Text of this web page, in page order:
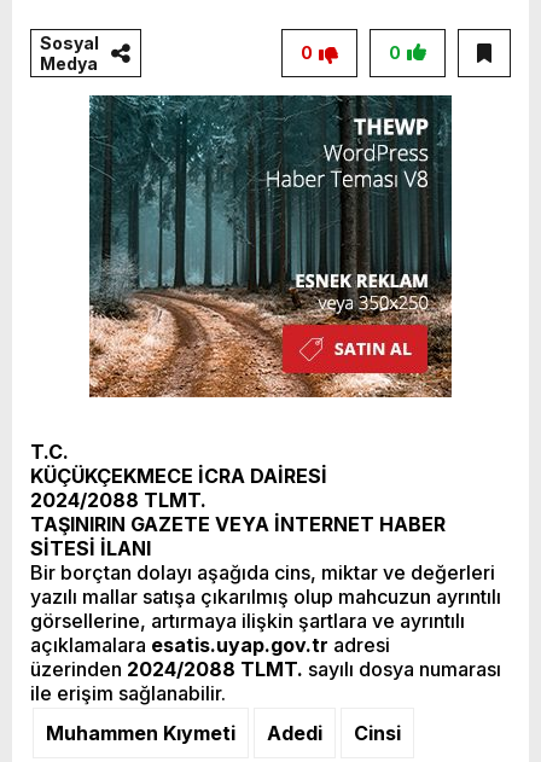
Sosyal
Medya
0
0
T.C.
KÜÇÜKÇEKMECE İCRA DAİRESİ
2024/2088 TLMT.
TAŞINIRIN GAZETE VEYA İNTERNET HABER
SİTESİ İLANI
Bir borçtan dolayı aşağıda cins, miktar ve değerleri
yazılı mallar satışa çıkarılmış olup mahcuzun ayrıntılı
görsellerine, artırmaya ilişkin şartlara ve ayrıntılı
açıklamalara esatis.uyap.gov.tr adresi
üzerinden 2024/2088 TLMT. sayılı dosya numarası
ile erişim sağlanabilir.
Muhammen Kıymeti
Adedi Cinsi